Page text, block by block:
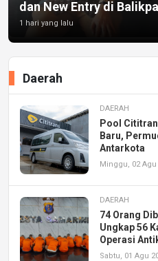
dan New Entry di
1 hari yang lalu
Daerah
DAERAH
Pool
Baru,
Antarkota
Minggu, 02 Agu
DAERAH
74 Orang
Ungkap 56
Operasi
Sabtu, 01 Agu